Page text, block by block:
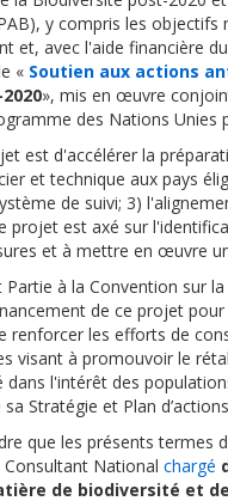
, y compris les objectifs
et, avec l'aide financière
« Soutien aux actions
», mis en œuvre
des Nations Unies
est d'accélérer la
et technique aux pays
de suivi; 3)
projet est axé sur
et à mettre en œuvre
Partie à la Convention sur
de ce projet
renforcer les efforts de
visant à promouvoir le
dans l'intérêt des
sa Stratégie et Plan
que les présents termes
Consultant National chargé
de biodiversité et